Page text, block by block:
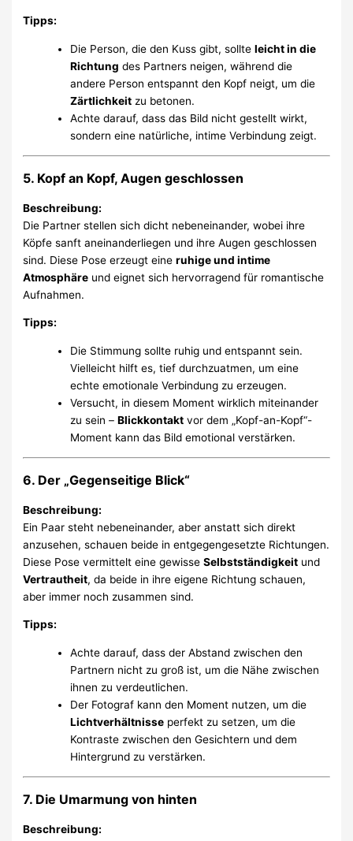
Tipps:
Die Person, die den Kuss gibt, sollteleicht in die
Richtung des Partners neigen, während die
andere Person entspannt den Kopf neigt, um die
Zärtlichkeit zu betonen.
Achte darauf, dass das Bild nicht gestellt wirkt,
sondern eine natürliche, intime Verbindung zeigt.
5. Kopf an Kopf, Augen geschlossen
Beschreibung:
Die Partner stellen sich dicht nebeneinander, wobei ihre
Köpfe sanft aneinanderliegen und ihre Augen geschlossen
sind. Diese Pose erzeugt eineruhige und intime
Atmosphäre und eignet sich hervorragend für romantische
Aufnahmen.
Tipps:
Die Stimmung sollte ruhig und entspannt sein.
Vielleicht hilft es, tief durchzuatmen, um eine
echte emotionale Verbindung zu erzeugen.
Versucht, in diesem Moment wirklich miteinander
zu sein –Blickkontakt vor dem „Kopf-an-Kopf“-
Moment kann das Bild emotional verstärken.
6. Der „Gegenseitige Blick“
Beschreibung:
Ein Paar steht nebeneinander, aber anstatt sich direkt
anzusehen, schauen beide in entgegengesetzte Richtungen.
Diese Pose vermittelt eine gewisseSelbstständigkeit und
Vertrautheit, da beide in ihre eigene Richtung schauen,
aber immer noch zusammen sind.
Tipps:
Achte darauf, dass der Abstand zwischen den
Partnern nicht zu groß ist, um die Nähe zwischen
ihnen zu verdeutlichen.
Der Fotograf kann den Moment nutzen, um die
Lichtverhältnisse perfekt zu setzen, um die
Kontraste zwischen den Gesichtern und dem
Hintergrund zu verstärken.
7. Die Umarmung von hinten
Beschreibung: